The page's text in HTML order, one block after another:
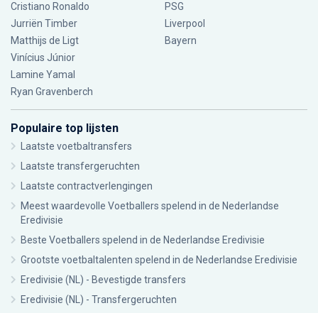
Cristiano Ronaldo
Jurriën Timber
Matthijs de Ligt
Vinícius Júnior
Lamine Yamal
Ryan Gravenberch
PSG
Liverpool
Bayern
Populaire top lijsten
Laatste voetbaltransfers
Laatste transfergeruchten
Laatste contractverlengingen
Meest waardevolle Voetballers spelend in de Nederlandse
Eredivisie
Beste Voetballers spelend in de Nederlandse Eredivisie
Grootste voetbaltalenten spelend in de Nederlandse Eredivisie
Eredivisie (NL) - Bevestigde transfers
Eredivisie (NL) - Transfergeruchten